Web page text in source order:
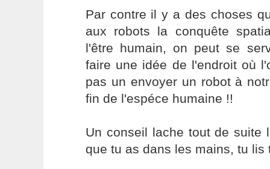
Par contre il y a des choses
aux robots la conquête
l'être humain, on peut se
faire une idée de l'endroit où
pas un envoyer un robot à
fin de l'espéce humaine !!
Un conseil lache tout de suite
que tu as dans les mains, tu lis